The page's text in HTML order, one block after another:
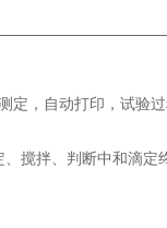
定，自动打印，试验
搅拌、判断中和滴定